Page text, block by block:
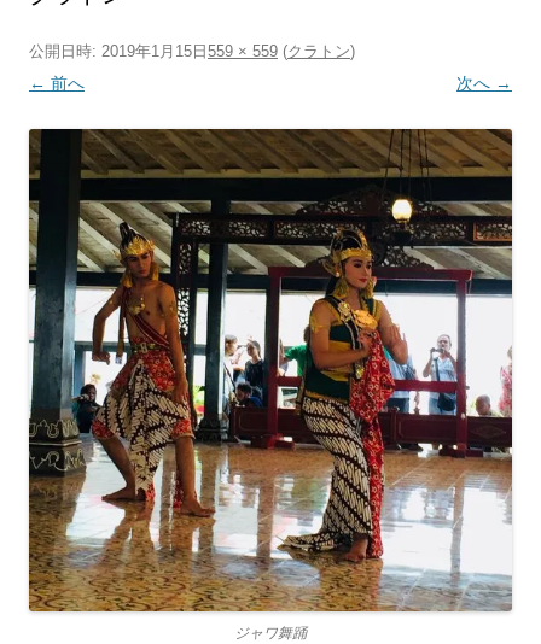
公開日時: 2019年1月15日 559 × 559 (クラトン)
← 前へ 次へ →
ジャワ舞踊